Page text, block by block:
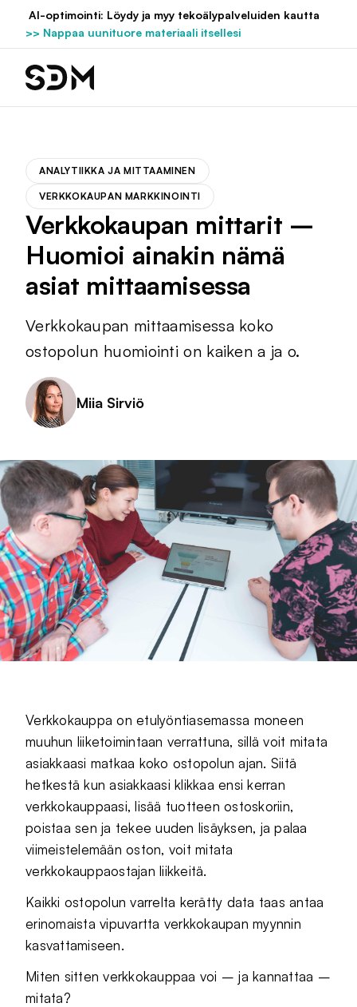
Hyppää
sisältöön
AI-optimointi: Löydy ja myy tekoälypalveluiden kautta
>> Nappaa uunituore materiaali itsellesi
ANALYTIIKKA JA MITTAAMINEN
VERKKOKAUPAN MARKKINOINTI
Verkkokaupan mittarit –
Huomioi ainakin nämä
asiat mittaamisessa
Verkkokaupan mittaamisessa koko
ostopolun huomiointi on kaiken a ja o.
Miia Sirviö
Verkkokauppa on etulyöntiasemassa moneen
muuhun liiketoimintaan verrattuna, sillä voit mitata
asiakkaasi matkaa koko ostopolun ajan. Siitä
hetkestä kun asiakkaasi klikkaa ensi kerran
verkkokauppaasi, lisää tuotteen ostoskoriin,
poistaa sen ja tekee uuden lisäyksen, ja palaa
viimeistelemään oston, voit mitata
verkkokauppaostajan liikkeitä.
Kaikki ostopolun varrelta kerätty data taas antaa
erinomaista vipuvartta verkkokaupan myynnin
kasvattamiseen.
Miten sitten verkkokauppaa voi – ja kannattaa –
mitata?